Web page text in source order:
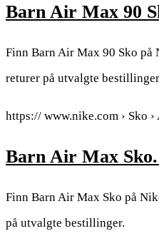
Barn Air Max 90
Finn Barn Air Max 90 Sko på
returer på utvalgte
https:// www.nike.com › Sko
Barn Air Max
Finn Barn Air Max Sko på
på utvalgte bestillinger.